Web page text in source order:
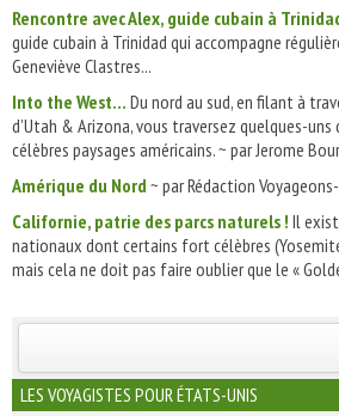
Rencontre avec Alex, guide cubain à
guide cubain à Trinidad qui accompagne
Geneviève Clastres...
Into the West… Du nord au sud, en filant à
d’Utah & Arizona, vous traversez quelques-
célèbres paysages américains. ~ par Jerome
Amérique du Nord ~ par Rédaction
Californie, patrie des parcs naturels ! Il
nationaux dont certains fort célèbres
mais cela ne doit pas faire oublier que le «
INSCRIVEZ-VOUS | ABONNEZ-VOUS
LES VOYAGISTES POUR ÉTATS-UNIS